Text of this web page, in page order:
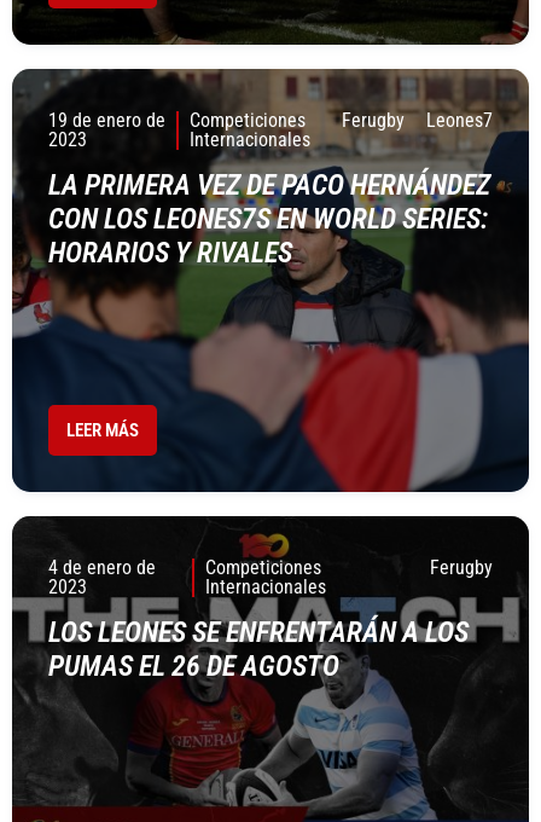
19 de enero de
2023
Competiciones
Internacionales
Ferugby Leones7
LA PRIMERA VEZ DE PACO HERNÁNDEZ
CON LOS LEONES7S EN WORLD SERIES:
HORARIOS Y RIVALES
LEER MÁS
4 de enero de
2023
Competiciones
Internacionales
Ferugby
LOS LEONES SE ENFRENTARÁN A LOS
PUMAS EL 26 DE AGOSTO